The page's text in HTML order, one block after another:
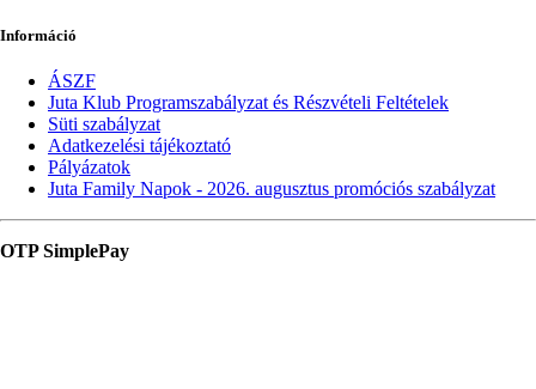
Információ
ÁSZF
Juta Klub Programszabályzat és Részvételi Feltételek
Süti szabályzat
Adatkezelési tájékoztató
Pályázatok
Juta Family Napok - 2026. augusztus promóciós szabályzat
OTP SimplePay